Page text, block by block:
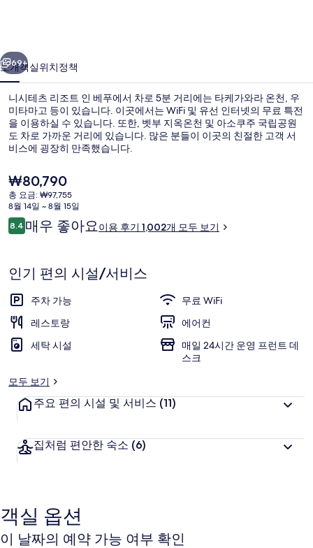
인
베
푸
의
사
진
갤
러
리
다음
69+
소개객실위치정책
니시테츠 리조트 인 베푸에서 차로 5분 거리에는 타케가와라 온천, 우
미타마고 등이 있습니다. 이곳에서는 WiFi 및 유선 인터넷의 무료 특전
을 이용하실 수 있습니다. 또한, 벳부 지옥온천 및 아소쿠주 국립공원
도 차로 가까운 거리에 있습니다. 많은 분들이 이곳의 친절한 고객 서
비스에 굉장히 만족했습니다.
현
재
가
격
은
₩80,790
총 요금: ₩97,755
8월 14일 ~ 8월 15일
이
용
기
8.410점 만점 중 8.4점.
매우 좋아요이용 후기 1,002개 모두 보기
인기 편의 시설/서비스
주차 가능
무료 WiFi
레스토랑
에어컨
세탁 시설
매일 24시간 운영 프런트 데
스크
모두 보기
주요 편의 시설 및 서비스 (11)
집처럼 편안한 숙소 (6)
객실 옵션
이 날짜의 예약 가능 여부 확인